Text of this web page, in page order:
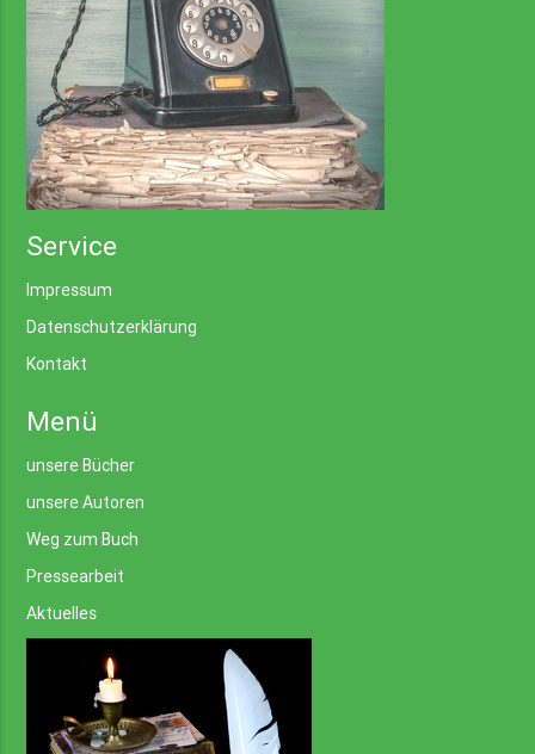
Service
Impressum
Datenschutzerklärung
Kontakt
Menü
unsere Bücher
unsere Autoren
Weg zum Buch
Pressearbeit
Aktuelles